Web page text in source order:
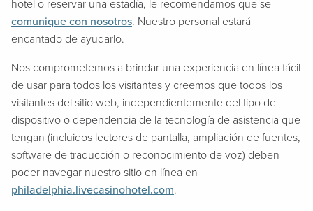
hotel o reservar una estadía, le recomendamos que se
comunique con nosotros. Nuestro personal estará
encantado de ayudarlo.
Nos comprometemos a brindar una experiencia en línea fácil
de usar para todos los visitantes y creemos que todos los
visitantes del sitio web, independientemente del tipo de
dispositivo o dependencia de la tecnología de asistencia que
tengan (incluidos lectores de pantalla, ampliación de fuentes,
software de traducción o reconocimiento de voz) deben
poder navegar nuestro sitio en línea en
philadelphia.livecasinohotel.com.